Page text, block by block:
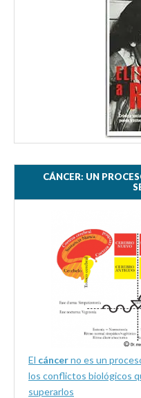
CÁNCER: UN
El cáncerno es un
los conflictos biológicos
superarlos